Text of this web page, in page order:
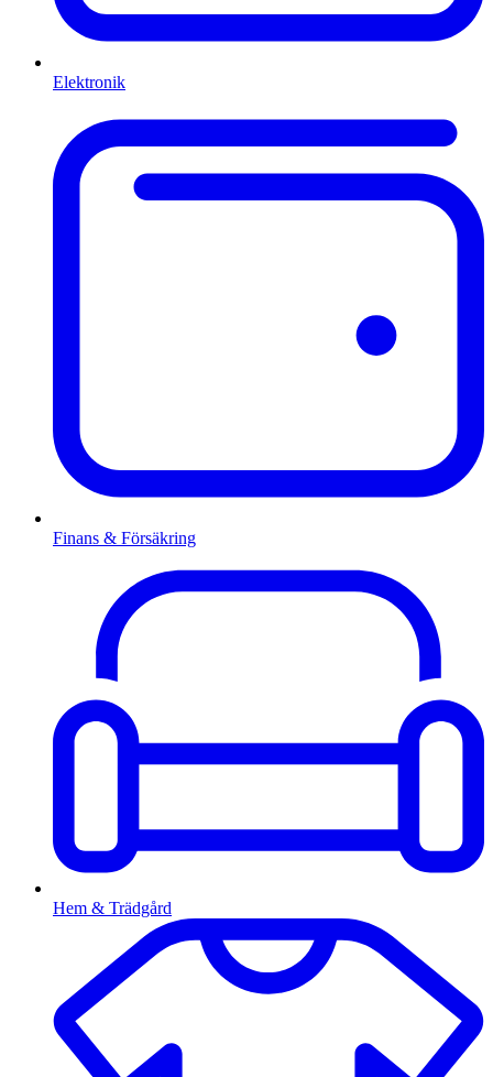
Elektronik
Finans & Försäkring
Hem & Trädgård